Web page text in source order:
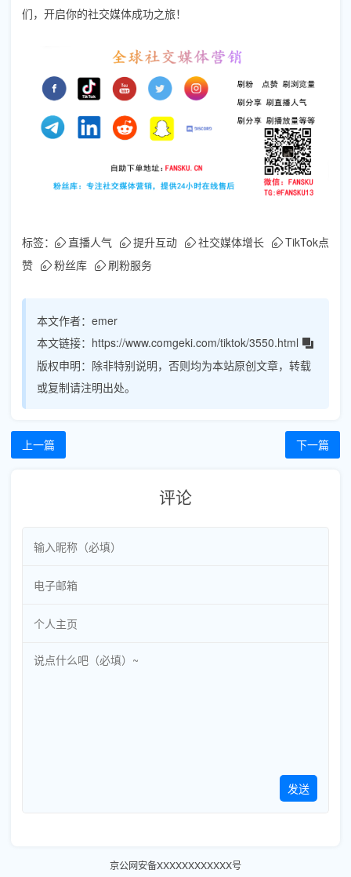
们，开启你的社交媒体成功之旅！
标签： 直播人气 提升互动 社交媒体增长
TikTok点
赞
粉丝库 刷粉服务
本文作者： emer
本文链接： https://www.comgeki.com/tiktok/3550.html
版权申明： 除非特别说明，否则均为本站原创文章，转载
或复制请注明出处。
上一篇 下一篇
评论
发送
京公网安备XXXXXXXXXXXX号